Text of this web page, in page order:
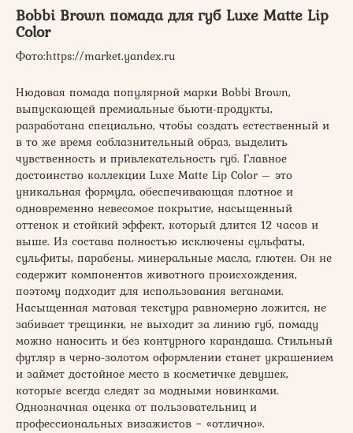
Bobbi Brown помада для губ Luxe Matte Lip
Color
​Фото:https://market.yandex.ru
Нюдовая помада популярной марки Bobbi Brown,
выпускающей премиальные бьюти-продукты,
разработана специально, чтобы создать естественный и
в то же время соблазнительный образ, выделить
чувственность и привлекательность губ. Главное
достоинство коллекции Luxe Matte Lip Color – это
уникальная формула, обеспечивающая плотное и
одновременно невесомое покрытие, насыщенный
оттенок и стойкий эффект, который длится 12 часов и
выше. Из состава полностью исключены сульфаты,
сульфиты, парабены, минеральные масла, глютен. Он не
содержит компонентов животного происхождения,
поэтому подходит для использования веганами.
Насыщенная матовая текстура равномерно ложится, не
забивает трещинки, не выходит за линию губ, помаду
можно наносить и без контурного карандаша. Стильный
футляр в черно-золотом оформлении станет украшением
и займет достойное место в косметичке девушек,
которые всегда следят за модными новинками.
Однозначная оценка от пользовательниц и
профессиональных визажистов − «отлично».